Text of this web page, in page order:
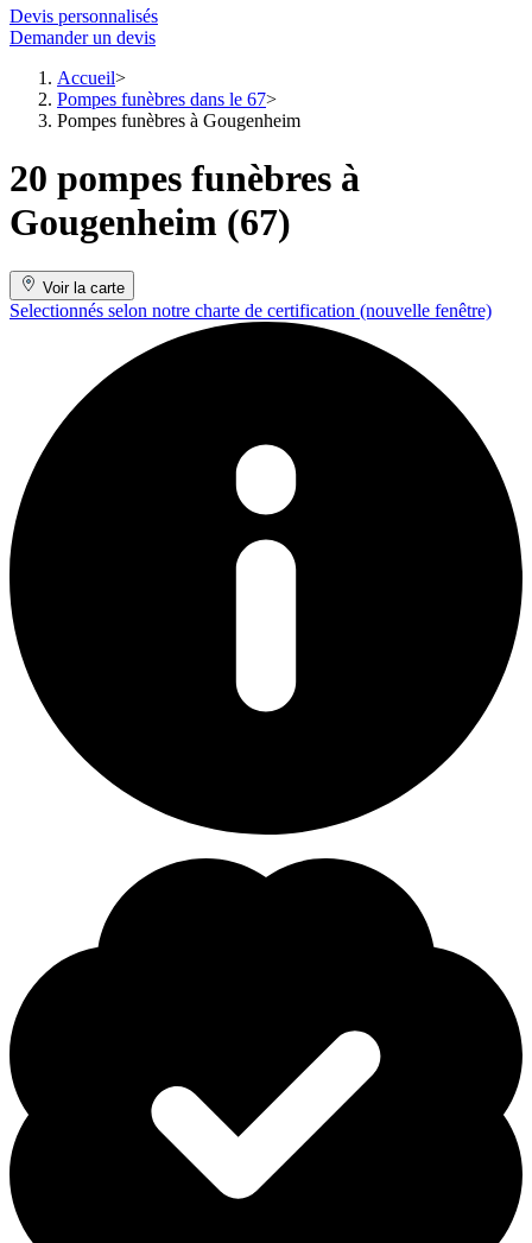
Devis personnalisés
Demander un devis
Accueil
Pompes funèbres dans le 67
Pompes funèbres à Gougenheim
20 pompes funèbres à
Gougenheim (67)
Voir la carte
Selectionnés selon notre charte de certification (nouvelle fenêtre)